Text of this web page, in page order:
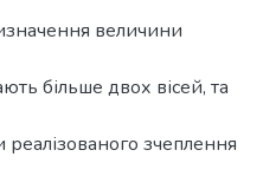
величини
більше двох вісей, та
реалізованого зчеплення